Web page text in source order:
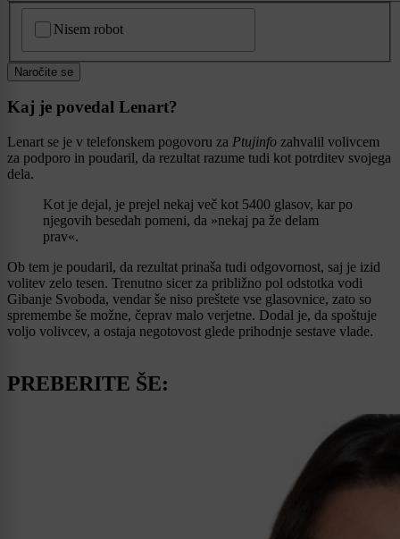
Nisem robot
Naročite se
Kaj je povedal Lenart?
Lenart se je v telefonskem pogovoru za Ptujinfo zahvalil volivcem
za podporo in poudaril, da rezultat razume tudi kot potrditev svojega
dela.
Kot je dejal, je prejel nekaj več kot 5400 glasov, kar po
njegovih besedah pomeni, da »nekaj pa že delam
prav«.
Ob tem je poudaril, da rezultat prinaša tudi odgovornost, saj je izid
volitev zelo tesen. Trenutno sicer za približno pol odstotka vodi
Gibanje Svoboda, vendar še niso preštete vse glasovnice, zato so
spremembe še možne, čeprav malo verjetne. Dodal je, da spoštuje
voljo volivcev, a ostaja negotovost glede prihodnje sestave vlade.
PREBERITE ŠE: